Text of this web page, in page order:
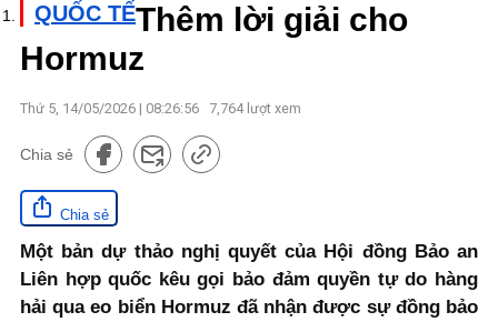
QUỐC TẾThêm lời giải cho
Hormuz
Thứ 5, 14/05/2026 | 08:26:56 7,764lượt xem
Chia sẻ
Chia sẻ
Một bản dự thảo nghị quyết của Hội đồng Bảo an
Liên hợp quốc kêu gọi bảo đảm quyền tự do hàng
hải qua eo biển Hormuz đã nhận được sự đồng bảo